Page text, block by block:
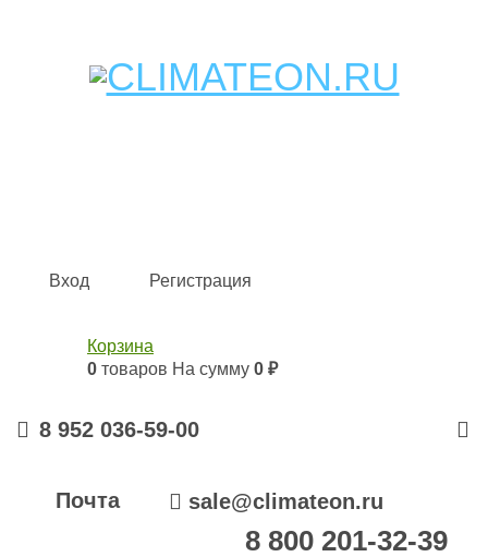
Кондиционеры и сплит-системы, газовые котлы,
Вход Регистрация
Корзина
0 товаров На сумму 0 ₽
8 952 036-59-00
Почта sale@climateon.ru
8 800 201-32-39